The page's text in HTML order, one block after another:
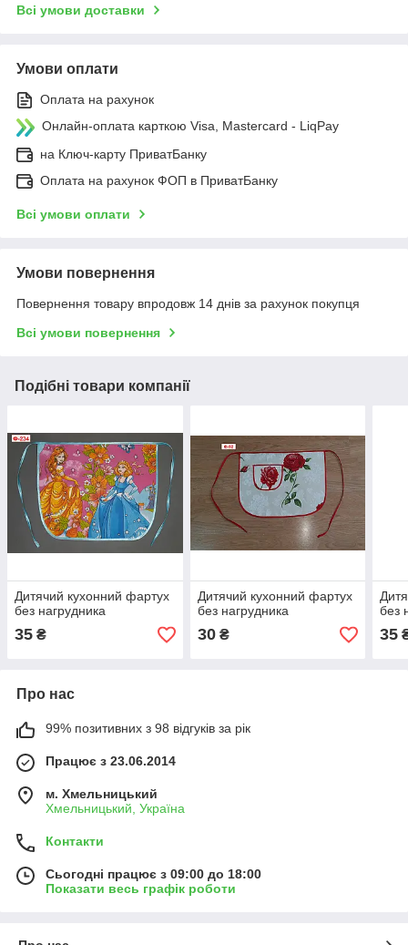
Всі умови доставки
Умови оплати
Оплата на рахунок
Онлайн-оплата карткою Visa, Mastercard - LiqPay
на Ключ-карту ПриватБанку
Оплата на рахунок ФОП в ПриватБанку
Всі умови оплати
Умови повернення
Повернення товару впродовж 14 днів за рахунок покупця
Всі умови повернення
Подібні товари компанії
Дитячий кухонний фартух
без нагрудника
35 ₴
Дитячий кухонний фартух
без нагрудника
30₴
без
35
Про нас
99% позитивних з 98 відгуків за рік
Працює з 23.06.2014
м. Хмельницький
Хмельницький, Україна
Контакти
Сьогодні працює з 09:00 до 18:00
Показати весь графік роботи